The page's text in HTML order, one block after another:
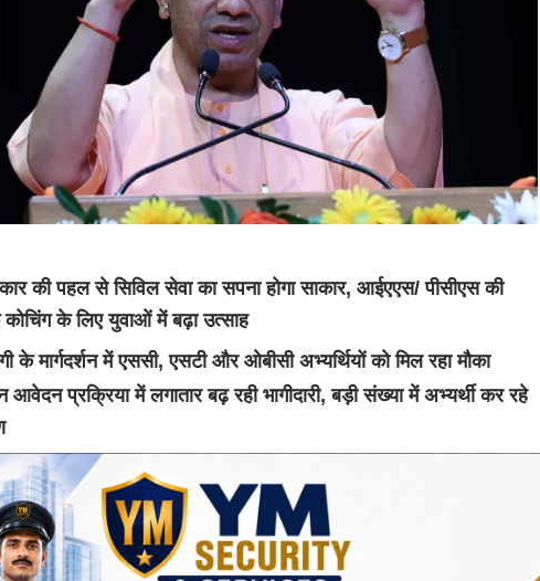
की पहल से सिविल सेवा का सपना होगा साकार, आईएएस/ पीसीएस की
के लिए युवाओं में बढ़ा उत्साह
के मार्गदर्शन में एससी, एसटी और ओबीसी अभ्यर्थियों को मिल रहा मौका
प्रक्रिया में लगातार बढ़ रही भागीदारी, बड़ी संख्या में अभ्यर्थी कर रहे